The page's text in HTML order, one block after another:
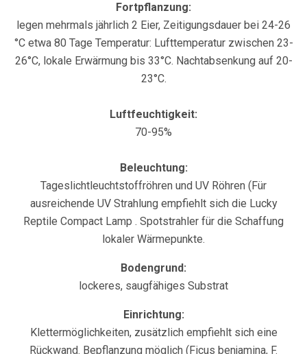
Fortpflanzung:
legen mehrmals jährlich 2 Eier, Zeitigungsdauer bei 24-26
°C etwa 80 Tage Temperatur: Lufttemperatur zwischen 23-
26°C, lokale Erwärmung bis 33°C. Nachtabsenkung auf 20-
23°C.
Luftfeuchtigkeit:
70-95%
Beleuchtung:
Tageslichtleuchtstoffröhren und UV Röhren (Für
ausreichende UV Strahlung empfiehlt sich die Lucky
Reptile Compact Lamp . Spotstrahler für die Schaffung
lokaler Wärmepunkte.
Bodengrund:
lockeres, saugfähiges Substrat
Einrichtung:
Klettermöglichkeiten, zusätzlich empfiehlt sich eine
Rückwand. Bepflanzung möglich (Ficus benjamina, F.